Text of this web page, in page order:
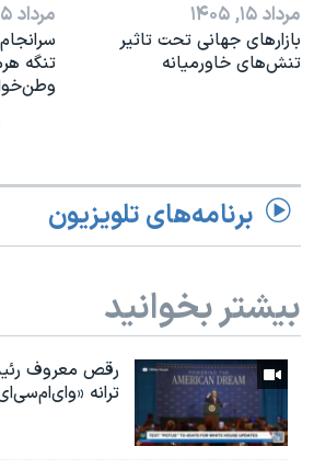
مرداد ۱۵, ۱۴۰۵
بازارهای جهانی تحت تاثیر
تنش‌های خاورمیانه
مرداد ۱۵, ۱۴۰۵
تنگه
برنامه‌های تلویزیون
بیشتر بخوانید
رقص معروف
ترانه